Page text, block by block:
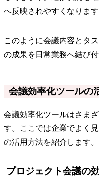
へ反映されやすくなります
このように会議内容とタ
の成果を日常業務へ結び
会議効率化ツールの
会議効率化ツールはさま
す。ここでは企業でよく
の活用方法を紹介します。
プロジェクト会議の